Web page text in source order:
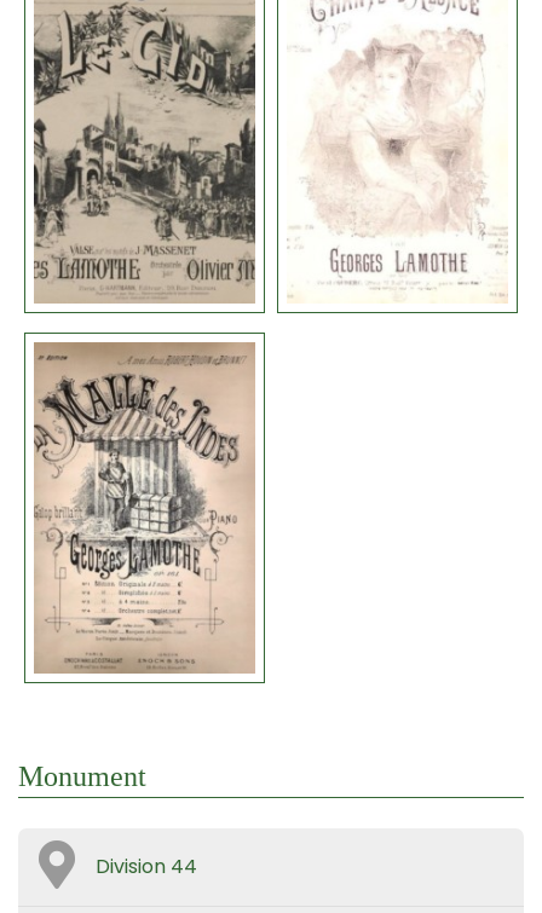
Monument
Division 44